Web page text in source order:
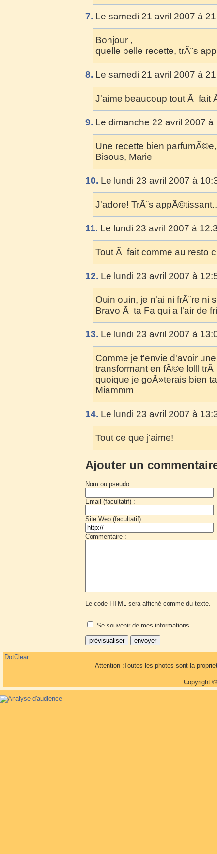
7. Le samedi 21 avril 2007 à
Bonjour ,
quelle belle recette, trÃ¨s
8. Le samedi 21 avril 2007 à
J'aime beaucoup tout Ã fait
9. Le dimanche 22 avril 2007
Une recette bien
Bisous, Marie
10. Le lundi 23 avril 2007 à
J'adore! TrÃ¨s appÃ©tissant..
11. Le lundi 23 avril 2007 à
Tout Ã fait comme au resto
12. Le lundi 23 avril 2007 à
Ouin ouin, je n'ai ni frÃ¨re ni
Bravo Ã ta Fa qui a l'air de
13. Le lundi 23 avril 2007 à
Comme je t'envie d'avoir
transformant en fÃ©e lolll
quoique je goÃ»terais bien
Miammm
14. Le lundi 23 avril 2007 à
Tout ce que j'aime!
Ajouter un
Nom ou pseudo :
Email (facultatif) :
Site Web (facultatif) :
Commentaire :
Le code HTML sera affiché comme du texte.
Se souvenir de mes informations
DotClear
Attention :Toutes les photos sont la
Copyright